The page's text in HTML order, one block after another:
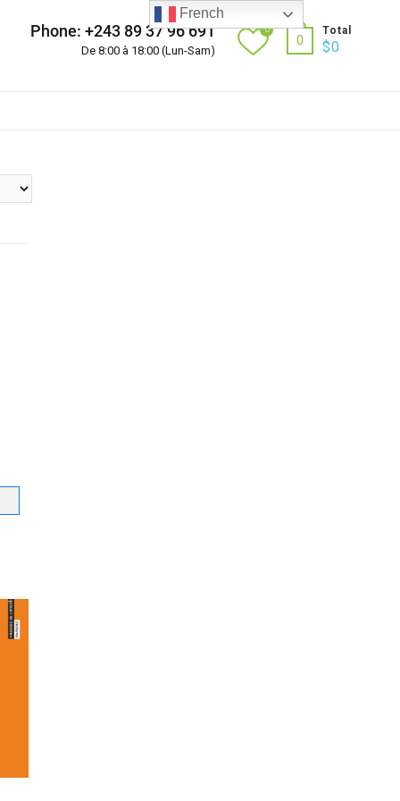
Phone: +243 89 37 96 691
De 8:00 à 18:00 (Lun-Sam)
0
0
Total
$0
French